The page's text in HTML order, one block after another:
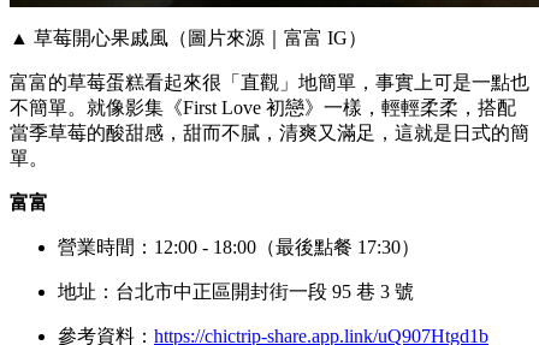
▲ 草莓開心果戚風（圖片來源｜富富 IG）
富富的草莓蛋糕看起來很「直觀」地簡單，事實上可是一點也
不簡單。就像影集《First Love 初戀》一樣，輕輕柔柔，搭配
當季草莓的酸甜感，甜而不膩，清爽又滿足，這就是日式的簡
單。
富富
營業時間：12:00 - 18:00（最後點餐 17:30）
地址：台北市中正區開封街一段 95 巷 3 號
參考資料： https://chictrip-share.app.link/uQ907Htgd1b